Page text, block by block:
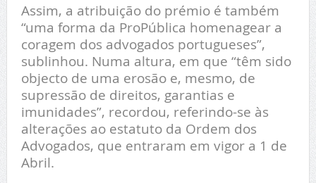
Assim, a atribuição do prémio é também
“uma forma da ProPública homenagear a
coragem dos advogados portugueses”,
sublinhou. Numa altura, em que “têm sido
objecto de uma erosão e, mesmo, de
supressão de direitos, garantias e
imunidades”, recordou, referindo-se às
alterações ao estatuto da Ordem dos
Advogados, que entraram em vigor a 1 de
Abril.